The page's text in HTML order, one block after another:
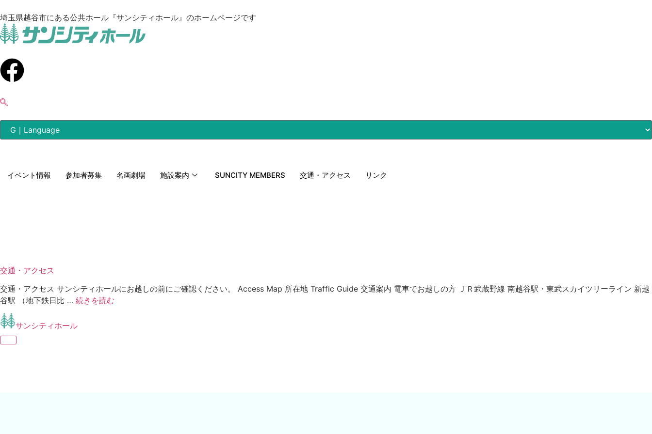
埼玉県越谷市にある公共ホール『サンシティホール』のホームページです
イベント情報 参加者募集 名画劇場 施設案内 SUNCITY MEMBERS 交通・アクセス リンク
交通・アクセス
交通・アクセス サンシティホールにお越しの前にご確認ください。 Access Map 所在地 Traffic Guide 交通案内 電車でお越しの方 ＪＲ武蔵野線 南越谷駅・東武スカイツリーライン 新越
谷駅 （地下鉄日比 … 続きを読む
サンシティホール